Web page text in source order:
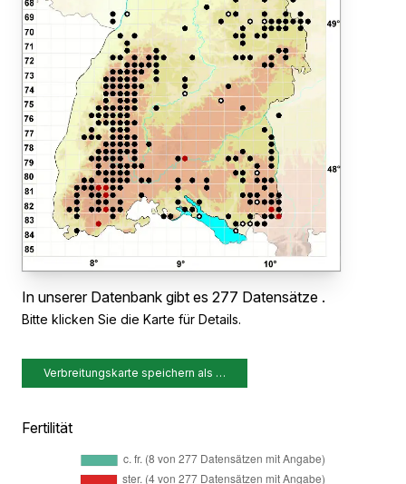
In unserer Datenbank gibt es 277 Datensätze .
Bitte klicken Sie die Karte für Details.
Verbreitungskarte speichern als …
Fertilität